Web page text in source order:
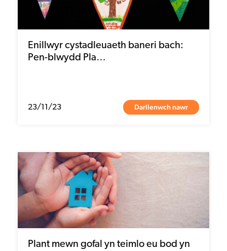
Enillwyr cystadleuaeth baneri bach:
Pen-blwydd Pla…
23/11/23 Darllenwch nawr
Plant mewn gofal yn teimlo eu bod yn